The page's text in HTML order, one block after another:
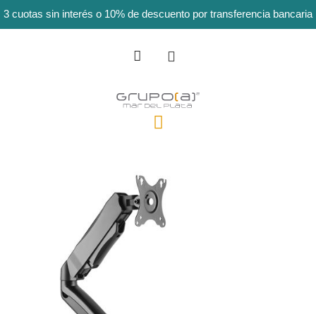
3 cuotas sin interés o 10% de descuento por transferencia bancaria